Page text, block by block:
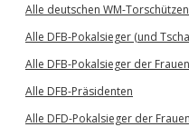
Alle deutschen WM-Torschützen
Alle DFB-Pokalsieger (und
Alle DFB-Pokalsieger der Frauen
Alle DFB-Präsidenten
Alle DFD-Pokalsieger der